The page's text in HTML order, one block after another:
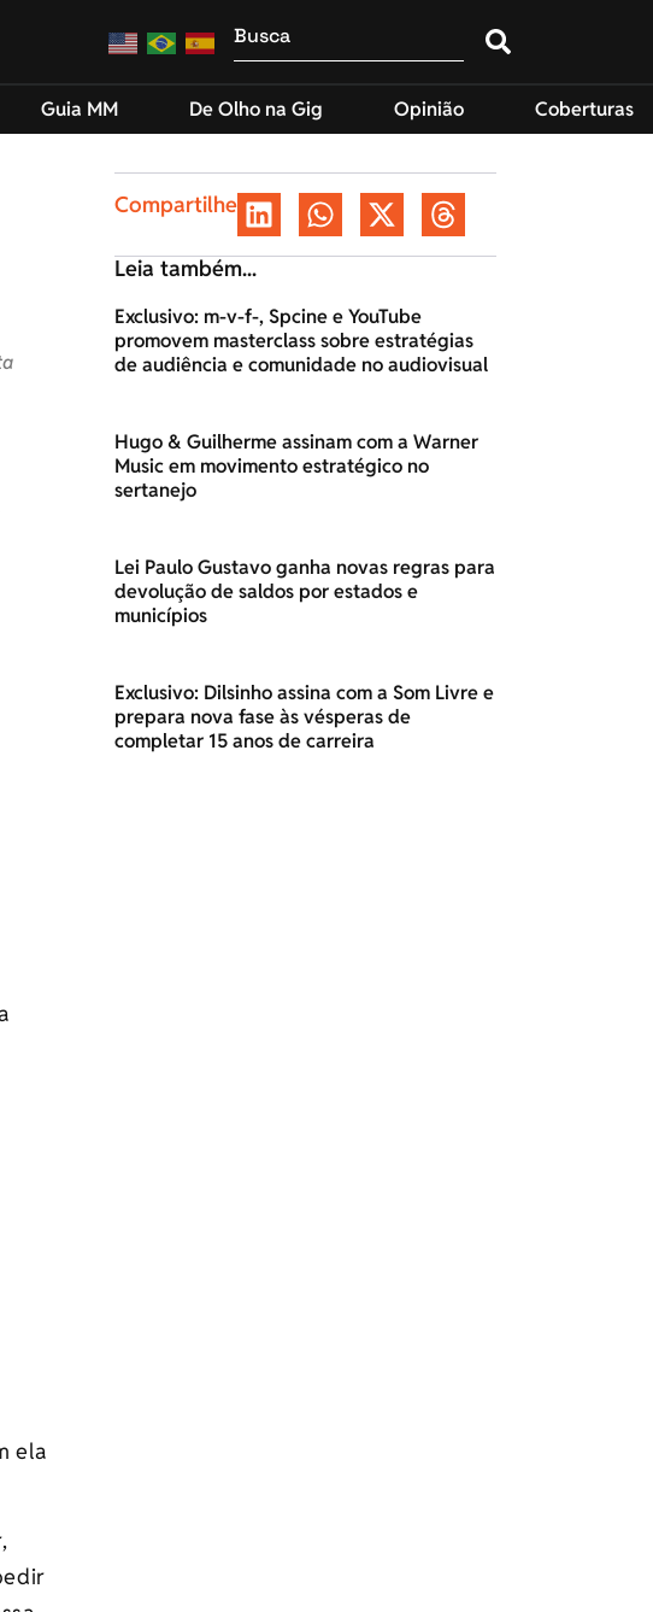
Guia MM De Olho na Gig Opinião Coberturas
ela
Compartilhe
Leia também...
Exclusivo: m-v-f-, Spcine e YouTube
promovem masterclass sobre estratégias
de audiência e comunidade no audiovisual
Hugo & Guilherme assinam com a Warner
Music em movimento estratégico no
sertanejo
Lei Paulo Gustavo ganha novas regras para
devolução de saldos por estados e
municípios
Exclusivo: Dilsinho assina com a Som Livre e
prepara nova fase às vésperas de
completar 15 anos de carreira